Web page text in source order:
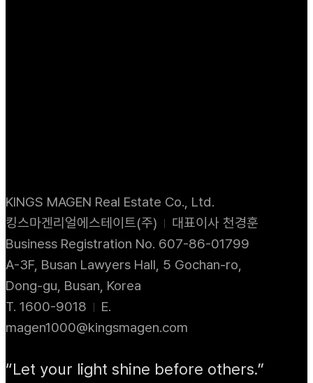
KINGS MAGEN Real Estate Co., Ltd.
킹스마겐리얼에스테이트(주)
대표이사 천경훈
Business Registration No. 607-86-01799
A-3F, Busan Lawyers Hall, 5 Gochan-ro,
Dong-gu, Busan, Korea
T. 1600-9018
E.
magen1000@kingsmagen.com
“Let your light shine before others.”